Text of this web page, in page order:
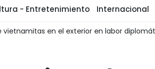
- Entretenimiento Internacional
en el exterior en labor